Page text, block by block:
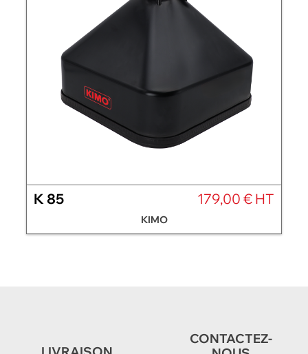
K 85 179,00 € HT
KIMO
CONTACTEZ-